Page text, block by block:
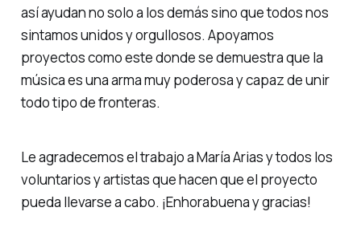
así ayudan no solo a los demás sino que todos nos
sintamos unidos y orgullosos. Apoyamos
proyectos como este donde se demuestra que la
música es una arma muy poderosa y capaz de unir
todo tipo de fronteras.
Le agradecemos el trabajo a María Arias y todos los
voluntarios y artistas que hacen que el proyecto
pueda llevarse a cabo. ¡Enhorabuena y gracias!